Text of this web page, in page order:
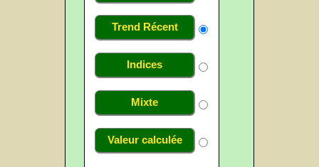
Trend Récent
Indices
Mixte
Valeur calculée